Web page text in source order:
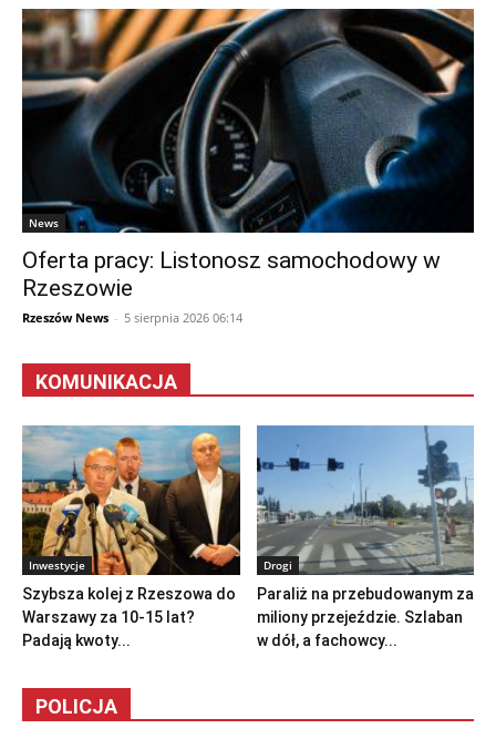
News
Oferta pracy: Listonosz samochodowy w
Rzeszowie
Rzeszów News - 5 sierpnia 2026 06:14
KOMUNIKACJA
Inwestycje
Szybsza kolej z Rzeszowa do
Warszawy za 10-15 lat?
Padają kwoty...
Drogi
Paraliż na przebudowanym za
miliony przejeździe. Szlaban
w dół, a fachowcy...
POLICJA